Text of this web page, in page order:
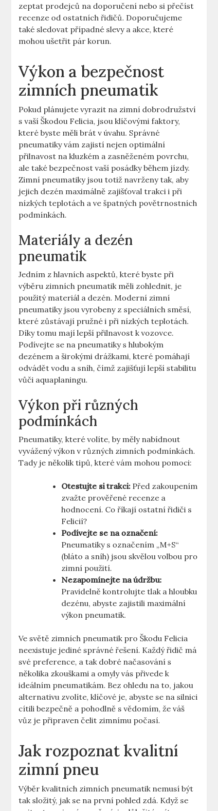
zeptat prodejců na doporučení nebo si přečíst
recenze od ostatních řidičů. Doporučujeme
také sledovat případné slevy a akce, které
mohou ušetřit pár korun.
Výkon a bezpečnost
zimních pneumatik
Pokud plánujete vyrazit na zimní dobrodružství
s vaší Škodou Felicia, jsou klíčovými faktory,
které byste měli brát v úvahu. Správné
pneumatiky vám zajistí nejen optimální
přilnavost na kluzkém a zasněženém povrchu,
ale také bezpečnost vaší posádky během jízdy.
Zimní pneumatiky jsou totiž navrženy tak, aby
jejich dezén maximálně zajišťoval trakci i při
nízkých teplotách a ve špatných povětrnostních
podmínkách.
Materiály a dezén
pneumatik
Jedním z hlavních aspektů, které byste při
výběru zimních pneumatik měli zohlednit, je
použitý materiál a dezén. Moderní zimní
pneumatiky jsou vyrobeny z speciálních směsí,
které zůstávají pružné i při nízkých teplotách.
Díky tomu mají lepší přilnavost k vozovce.
Podívejte se na pneumatiky s hlubokým
dezénem a širokými drážkami, které pomáhají
odvádět vodu a sníh, čímž zajišťují lepší stabilitu
vůči aquaplaningu.
Výkon při různých
podmínkách
Pneumatiky, které volíte, by měly nabídnout
vyvážený výkon v různých zimních podmínkách.
Tady je několik tipů, které vám mohou pomoci:
Otestujte si trakci: Před zakoupením
zvažte prověřené recenze a
hodnocení. Co říkají ostatní řidiči s
Felicií?
Podívejte se na označení:
Pneumatiky s označením „M+S“
(bláto a sníh) jsou skvělou volbou pro
zimní použití.
Nezapomínejte na údržbu:
Pravidelně kontrolujte tlak a hloubku
dezénu, abyste zajistili maximální
výkon pneumatik.
Ve světě zimních pneumatik pro Škodu Felicia
neexistuje jediné správné řešení. Každý řidič má
své preference, a tak dobré načasování s
několika zkouškami a omyly vás přivede k
ideálním pneumatikám. Bez ohledu na to, jakou
alternativu zvolíte, klíčové je, abyste se na silnici
cítili bezpečně a pohodlně s vědomím, že váš
vůz je připraven čelit zimnímu počasí.
Jak rozpoznat kvalitní
zimní pneu
Výběr kvalitních zimních pneumatik nemusí být
tak složitý, jak se na první pohled zdá. Když se